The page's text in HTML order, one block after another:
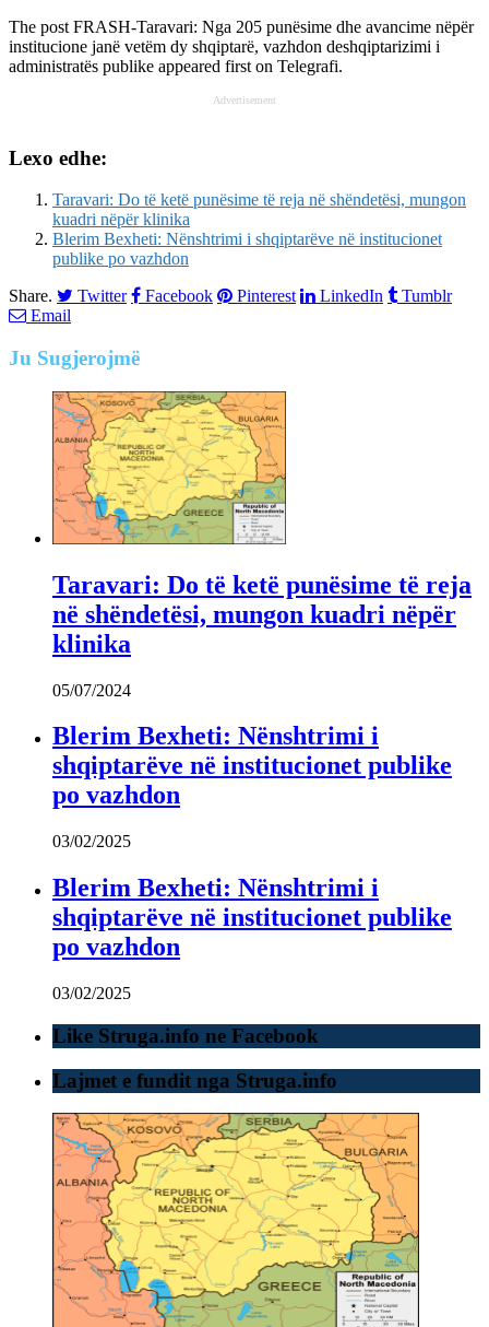
The post FRASH-Taravari: Nga 205 punësime dhe avancime nëpër
institucione janë vetëm dy shqiptarë, vazhdon deshqiptarizimi i
administratës publike appeared first on Telegrafi.
Advertisement
Lexo edhe:
Taravari: Do të ketë punësime të reja në shëndetësi, mungon
kuadri nëpër klinika
Blerim Bexheti: Nënshtrimi i shqiptarëve në institucionet
publike po vazhdon
Share.
Twitter Facebook Pinterest LinkedIn
Tumblr
Email
Ju Sugjerojmë
Taravari: Do të ketë punësime të reja
në shëndetësi, mungon kuadri nëpër
klinika
05/07/2024
Blerim Bexheti: Nënshtrimi i
shqiptarëve në institucionet publike
po vazhdon
03/02/2025
Blerim Bexheti: Nënshtrimi i
shqiptarëve në institucionet publike
po vazhdon
03/02/2025
Like Struga.info ne Facebook
Lajmet e fundit nga Struga.info